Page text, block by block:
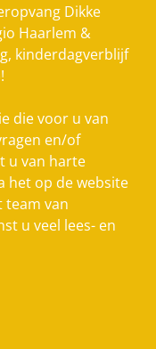
Dikke
Haarlem &
kinderdagverblijf
die voor u van
en/of
u van harte
het op de website
team van
u veel lees- en